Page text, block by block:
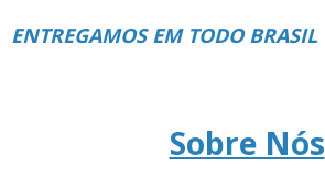
ENTREGAMOS EM TODO BRASIL
Sobre Nós